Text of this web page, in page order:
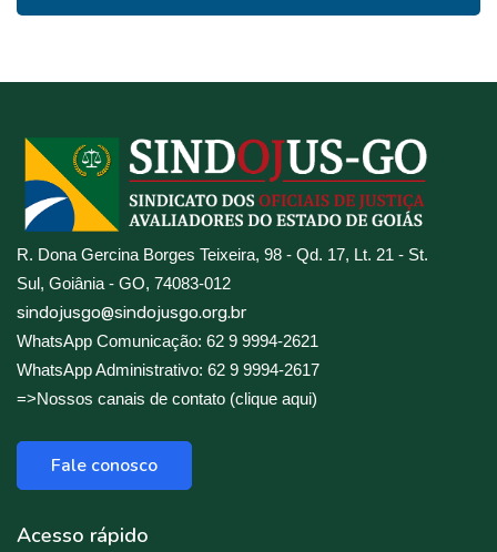
R. Dona Gercina Borges Teixeira, 98 - Qd. 17, Lt. 21 - St.
Sul, Goiânia - GO, 74083-012
sindojusgo@sindojusgo.org.br
WhatsApp Comunicação: 62 9 9994-2621
WhatsApp Administrativo: 62 9 9994-2617
=>Nossos canais de contato (clique aqui)
Fale conosco
Acesso rápido